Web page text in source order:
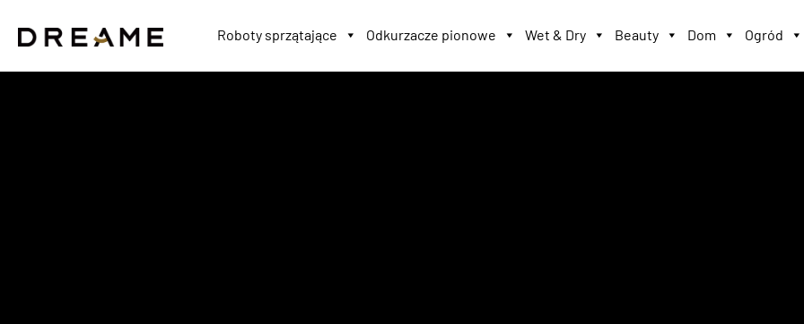
Roboty sprzątające Odkurzacze pionowe Wet & Dry Beauty Dom Ogród